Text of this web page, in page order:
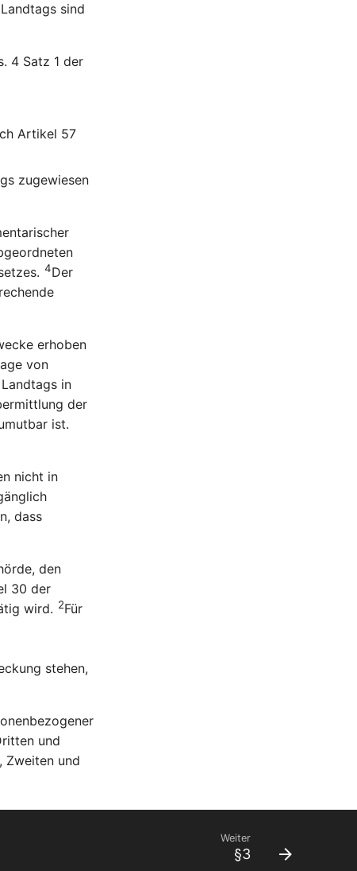
sind
4 Satz 1 der
Artikel 57
zugewiesen
4Der
erhoben
von
in
der
ist.
nicht in
dass
den
30 der
wird. 2Für
stehen,
und
Zweiten und
Weiter
§3